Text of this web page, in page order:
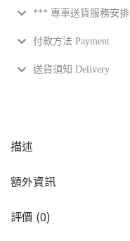
*** 專車送貨服務安排
付款方法 Payment
送貨須知 Delivery
描述
額外資訊
評價 (0)